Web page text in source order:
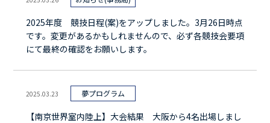
2025年度 競技日程(案)をアップしました。3月26日時点
です。変更があるかもしれませんので、必ず各競技会要項
にて最終の確認をお願いします。
2025.03.23 夢プログラム
【南京世界室内陸上】大会結果 大阪から4名出場しまし